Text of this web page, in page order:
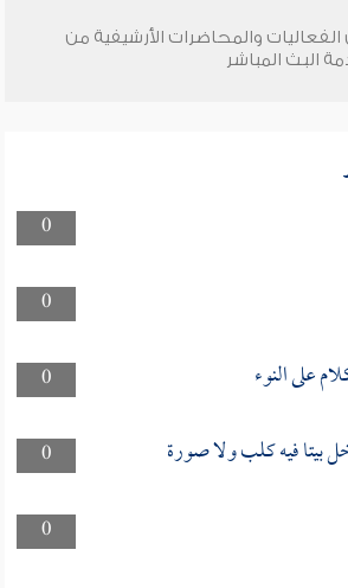
والمحاضرات الأرشيفية من
البث المباشر
0
0
0
على النوء
0
بيتا فيه كلب ولا صورة
0